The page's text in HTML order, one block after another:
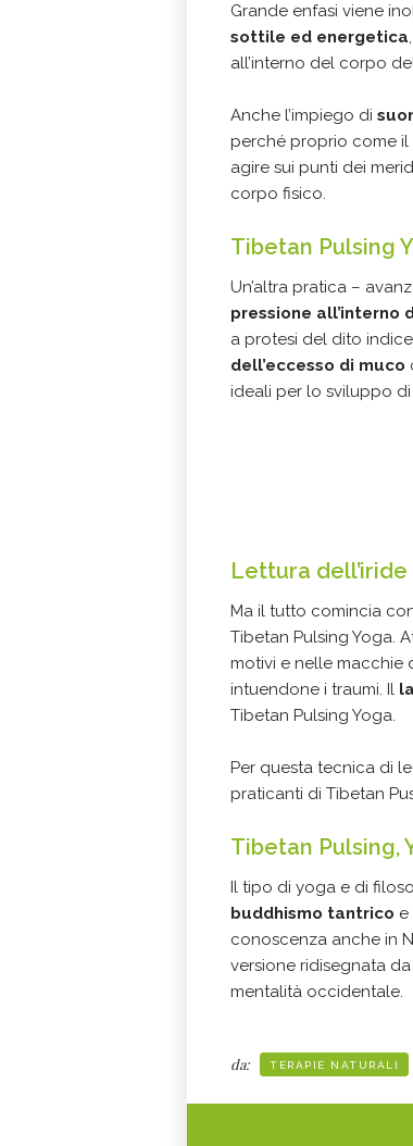
Grande enfasi viene
sottile ed energetica
all’interno del corpo
Anche l’impiego di
perché proprio come il
agire sui punti dei
corpo fisico.
Tibetan Pulsing
Un’altra pratica –
pressione all’interno
a protesi del dito
dell’eccesso di muco
ideali per lo sviluppo
Lettura dell’iride
Ma il tutto comincia
Tibetan Pulsing Yoga.
motivi e nelle macchie
intuendone i traumi. Il
Tibetan Pulsing Yoga.
Per questa tecnica di
praticanti di Tibetan
Tibetan Pulsing,
Il tipo di yoga e di
buddhismo tantrico e
conoscenza anche in
versione ridisegnata
mentalità occidentale.
da: TERAPIE NATURALI